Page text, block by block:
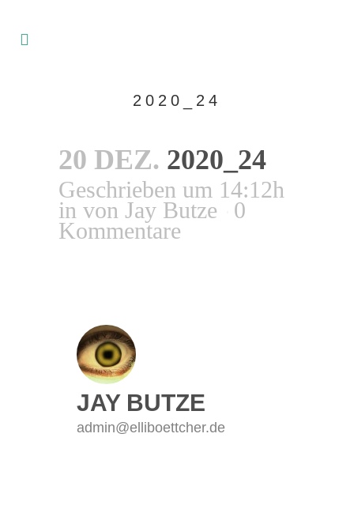
2020_24
20 DEZ. 2020_24
Geschrieben um 14:12h
in von Jay Butze 0
Kommentare
JAY BUTZE
admin@elliboettcher.de